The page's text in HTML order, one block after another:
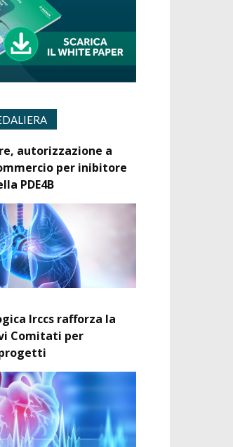
autorizzazione a
per inibitore
PDE4B
Irccs rafforza la
Comitati per